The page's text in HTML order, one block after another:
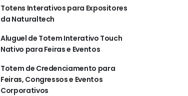
Totens Interativos para Expositores
da Naturaltech
Aluguel de Totem Interativo Touch
Nativo para Feiras e Eventos
Totem de Credenciamento para
Feiras, Congressos e Eventos
Corporativos